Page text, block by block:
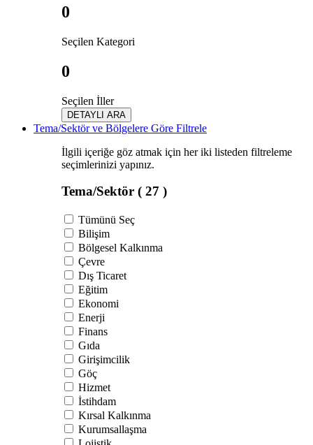
0
Seçilen Kategori
0
Seçilen İller
DETAYLI ARA
Tema/Sektör ve Bölgelere Göre Filtrele
İlgili içeriğe göz atmak için her iki listeden filtreleme
seçimlerinizi yapınız.
Tema/Sektör ( 27 )
Tümünü Seç
Bilişim
Bölgesel Kalkınma
Çevre
Dış Ticaret
Eğitim
Ekonomi
Enerji
Finans
Gıda
Girişimcilik
Göç
Hizmet
İstihdam
Kırsal Kalkınma
Kurumsallaşma